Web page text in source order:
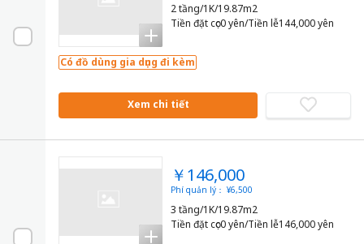
2 tầng/1K/19.87m2
Tiền đặt cọc0 yên/Tiền lễ144,000 yên
Có đồ dùng gia dụng đi kèm
Xem chi tiết
￥146,000
Phí quản lý： ¥6,500
3 tầng/1K/19.87m2
Tiền đặt cọc0 yên/Tiền lễ146,000 yên